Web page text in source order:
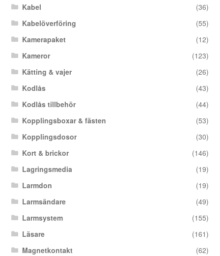
Kabel
(36)
Kabelöverföring
(55)
Kamerapaket
(12)
Kameror
(123)
Kätting & vajer
(26)
Kodlås
(43)
Kodlås tillbehör
(44)
Kopplingsboxar & fästen
(53)
Kopplingsdosor
(30)
Kort & brickor
(146)
Lagringsmedia
(19)
Larmdon
(19)
Larmsändare
(49)
Larmsystem
(155)
Läsare
(161)
Magnetkontakt
(62)